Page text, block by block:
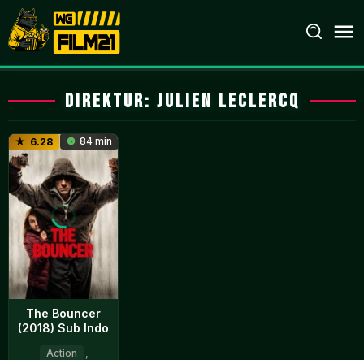
Loncat
ke
konten
Direktur: Julien Leclercq
6.28 84 min
The Bouncer
(2018) Sub Indo
Action